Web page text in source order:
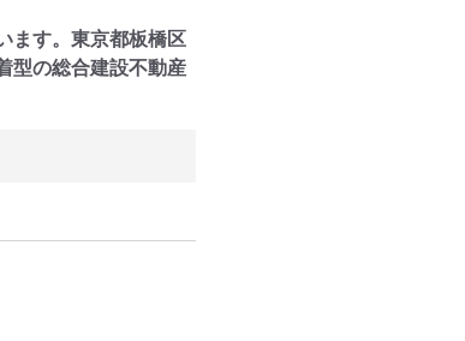
ます。東京都板橋区
型の総合建設不動産